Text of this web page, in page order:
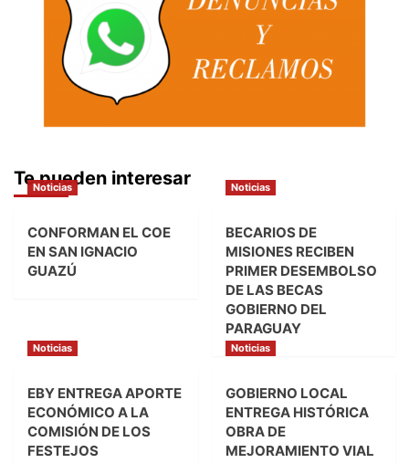
Te pueden interesar
Noticias
CONFORMAN EL COE
EN SAN IGNACIO
GUAZÚ
Noticias
BECARIOS DE
MISIONES RECIBEN
PRIMER DESEMBOLSO
DE LAS BECAS
GOBIERNO DEL
PARAGUAY
Noticias
EBY ENTREGA APORTE
ECONÓMICO A LA
COMISIÓN DE LOS
FESTEJOS
Noticias
GOBIERNO LOCAL
ENTREGA HISTÓRICA
OBRA DE
MEJORAMIENTO VIAL